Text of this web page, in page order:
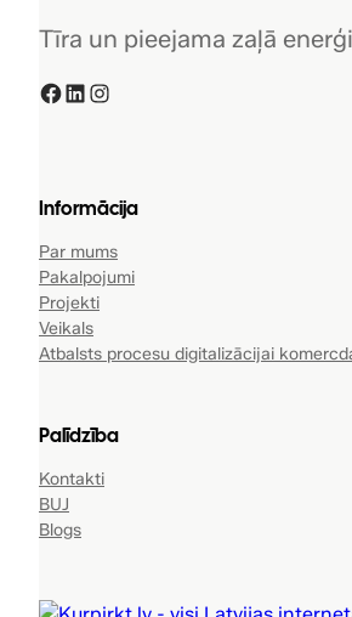
Tīra un pieejama zaļā
Facebook LinkedIn Instagram
Informācija
Par mums
Pakalpojumi
Projekti
Veikals
Atbalsts procesu digitalizācijai
Palīdzība
Kontakti
BUJ
Blogs